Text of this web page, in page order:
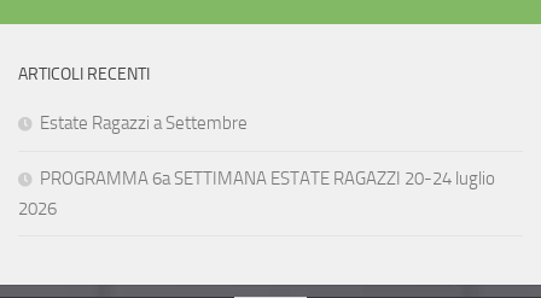
ARTICOLI RECENTI
Estate Ragazzi a Settembre
PROGRAMMA 6a SETTIMANA ESTATE RAGAZZI 20-24 luglio
2026